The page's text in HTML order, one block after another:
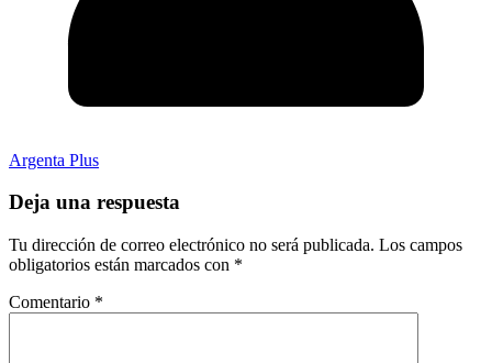
Argenta Plus
Deja una respuesta
Tu dirección de correo electrónico no será publicada. Los campos
obligatorios están marcados con *
Comentario *